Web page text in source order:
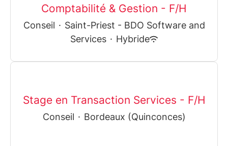
Comptabilité & Gestion - F/H
Conseil · Saint-Priest - BDO Software and
Services · Hybride
Stage en Transaction Services - F/H
Conseil · Bordeaux (Quinconces)